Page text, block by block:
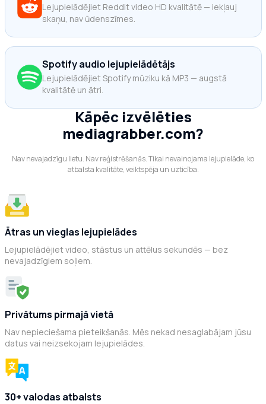
Lejupielādējiet Reddit video HD kvalitātē — iekļauj
skaņu, nav ūdenszīmes.
Spotify audio lejupielādētājs
Lejupielādējiet Spotify mūziku kā MP3 — augstā
kvalitātē un ātri.
Kāpēc izvēlēties
mediagrabber.com?
Nav nevajadzīgu lietu. Nav reģistrēšanās. Tikai nevainojama lejupielāde, ko
atbalsta kvalitāte, veiktspēja un uzticība.
Ātras un vieglas lejupielādes
Lejupielādējiet video, stāstus un attēlus sekundēs — bez
nevajadzīgiem soļiem.
Privātums pirmajā vietā
Nav nepieciešama pieteikšanās. Mēs nekad nesaglabājam jūsu
datus vai neizsekojam lejupielādes.
30+ valodas atbalsts